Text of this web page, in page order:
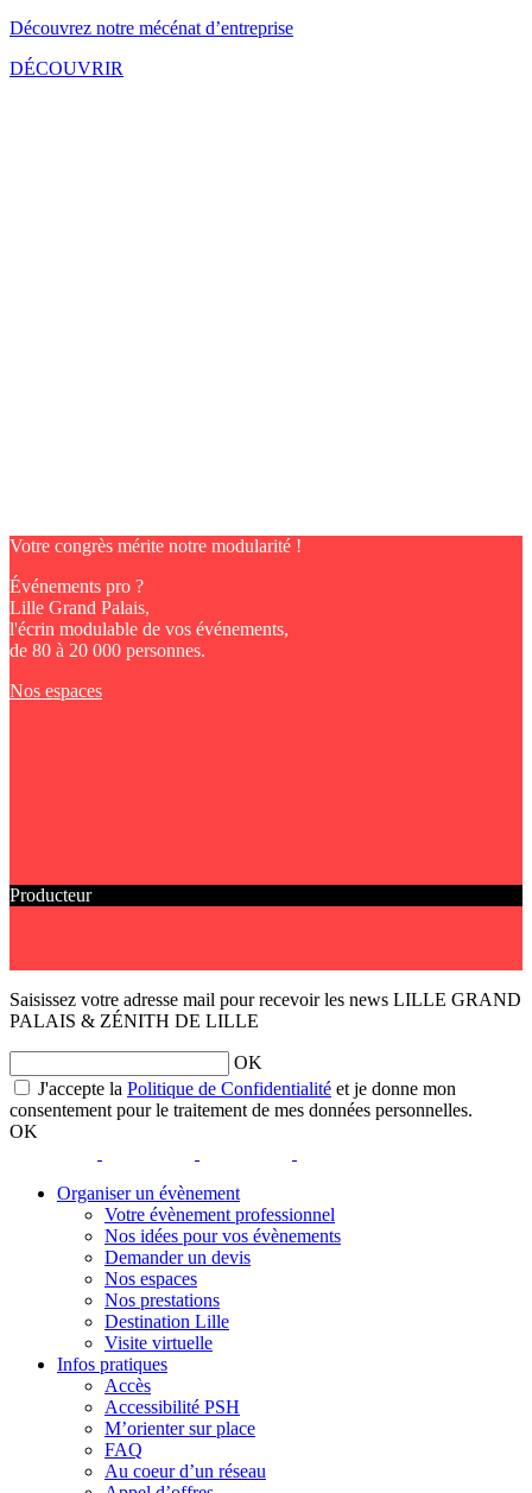
Découvrez notre mécénat d’entreprise
DÉCOUVRIR
Votre congrès mérite notre modularité !
Événements pro ?
Lille Grand Palais,
l'écrin modulable de vos événements,
de 80 à 20 000 personnes.
Nos espaces
Producteur
Saisissez votre adresse mail pour recevoir les news LILLE GRAND
PALAIS & ZÉNITH DE LILLE
OK
J'accepte la Politique de Confidentialitéopens
a
et je donne mon
consentement pour le traitement de mes données personnelles.
OK
new
window
new
window
window
window
Organiser un évènement
Votre évènement professionnel
Nos idées pour vos évènements
Demander un devis
Nos espaces
Nos prestations
Destination Lille
Visite virtuelle
Infos pratiques
Accès
Accessibilité PSH
M’orienter sur place
FAQ
Au coeur d’un réseau